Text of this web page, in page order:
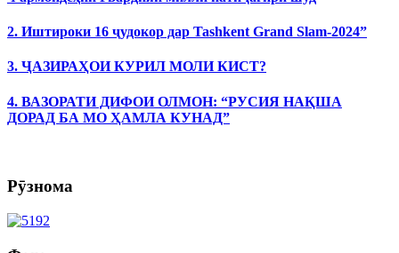
2. Иштироки 16 ҷудокор дар Tashkent Grand Slam-2024”
3. ҶАЗИРАҲОИ КУРИЛ МОЛИ КИСТ?
4. ВАЗОРАТИ ДИФОИ ОЛМОН: “РУСИЯ НАҚША
ДОРАД БА МО ҲАМЛА КУНАД”
Рӯзнома